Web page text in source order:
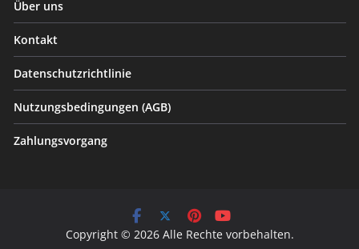
Über uns
Kontakt
Datenschutzrichtlinie
Nutzungsbedingungen (AGB)
Zahlungsvorgang
Copyright © 2026 Alle Rechte vorbehalten.